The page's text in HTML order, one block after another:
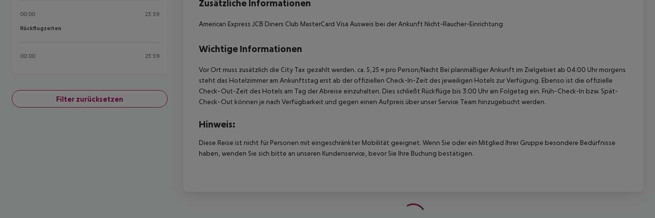
00:00 23:59
Rückflugzeiten
Rückflugzeiten
00:00 23:59
Filter zurücksetzen
Zusätzliche Informationen
American Express JCB Diners Club MasterCard Visa Ausweis bei der Ankunft Nicht-Raucher-Einrichtung
Wichtige Informationen
Vor Ort muss zusätzlich die City Tax gezahlt werden. ca. 5,25 ¤ pro Person/Nacht Bei planmäßiger Ankunft im Zielgebiet ab 04:00 Uhr morgens
steht das Hotelzimmer am Ankunftstag erst ab der offiziellen Check-In-Zeit des jeweiligen Hotels zur Verfügung. Ebenso ist die offizielle
Check-Out-Zeit des Hotels am Tag der Abreise einzuhalten. Dies schließt Rückflüge bis 3:00 Uhr am Folgetag ein. Früh-Check-In bzw. Spät-
Check-Out können je nach Verfügbarkeit und gegen einen Aufpreis über unser Service Team hinzugebucht werden.
Hinweis:
Diese Reise ist nicht für Personen mit eingeschränkter Mobilität geeignet. Wenn Sie oder ein Mitglied Ihrer Gruppe besondere Bedürfnisse
haben, wenden Sie sich bitte an unseren Kundenservice, bevor Sie Ihre Buchung bestätigen.